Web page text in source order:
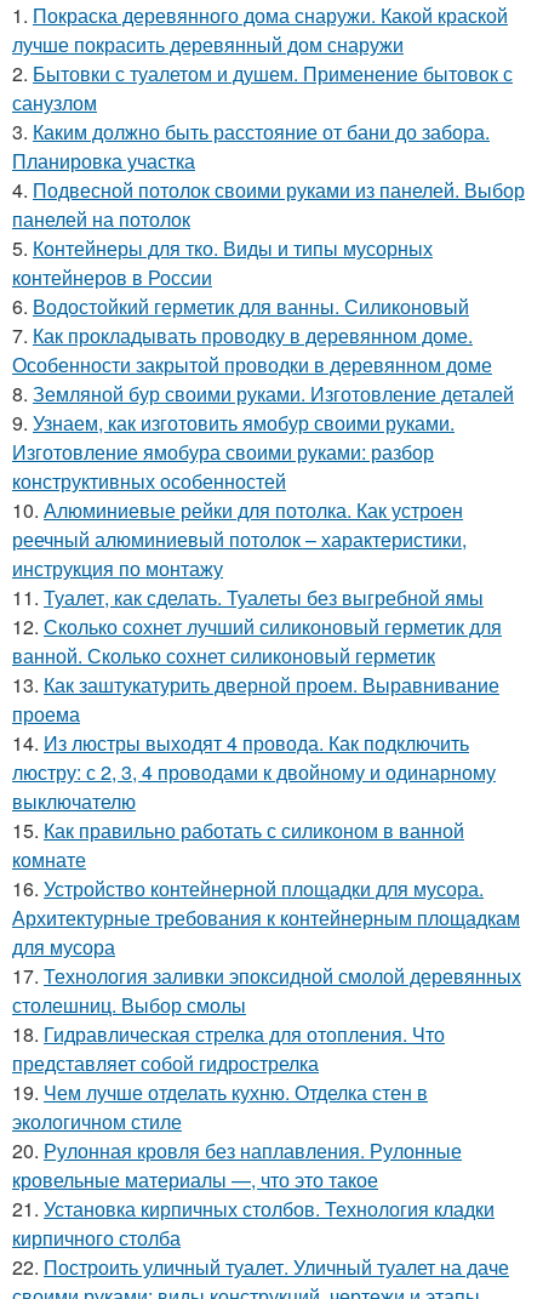
1. Покраска деревянного дома снаружи. Какой краской
лучше покрасить деревянный дом снаружи
2. Бытовки с туалетом и душем. Применение бытовок с
санузлом
3. Каким должно быть расстояние от бани до забора.
Планировка участка
4. Подвесной потолок своими руками из панелей. Выбор
панелей на потолок
5. Контейнеры для тко. Виды и типы мусорных
контейнеров в России
6. Водостойкий герметик для ванны. Силиконовый
7. Как прокладывать проводку в деревянном доме.
Особенности закрытой проводки в деревянном доме
8. Земляной бур своими руками. Изготовление деталей
9. Узнаем, как изготовить ямобур своими руками.
Изготовление ямобура своими руками: разбор
конструктивных особенностей
10. Алюминиевые рейки для потолка. Как устроен
реечный алюминиевый потолок – характеристики,
инструкция по монтажу
11. Туалет, как сделать. Туалеты без выгребной ямы
12. Сколько сохнет лучший силиконовый герметик для
ванной. Сколько сохнет силиконовый герметик
13. Как заштукатурить дверной проем. Выравнивание
проема
14. Из люстры выходят 4 провода. Как подключить
люстру: с 2, 3, 4 проводами к двойному и одинарному
выключателю
15. Как правильно работать с силиконом в ванной
комнате
16. Устройство контейнерной площадки для мусора.
Архитектурные требования к контейнерным площадкам
для мусора
17. Технология заливки эпоксидной смолой деревянных
столешниц. Выбор смолы
18. Гидравлическая стрелка для отопления. Что
представляет собой гидрострелка
19. Чем лучше отделать кухню. Отделка стен в
экологичном стиле
20. Рулонная кровля без наплавления. Рулонные
кровельные материалы —, что это такое
21. Установка кирпичных столбов. Технология кладки
кирпичного столба
22. Построить уличный туалет. Уличный туалет на даче